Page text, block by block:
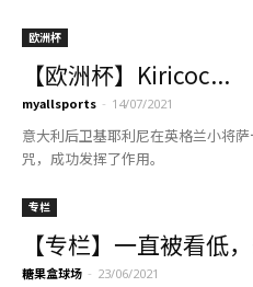
欧洲杯
【欧洲杯】Kiricoc...
myallsports - 14/07/2021
意大利后卫基耶利尼在英格兰小将
咒，成功发挥了作用。
专栏
【专栏】一直被看低
糖果盒球场 - 23/06/2021